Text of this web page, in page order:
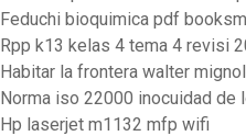
Feduchi bioquimica pdf
Rpp k13 kelas 4 tema 4 revisi
Habitar la frontera walter
Norma iso 22000 inocuidad de
Hp laserjet m1132 mfp wifi